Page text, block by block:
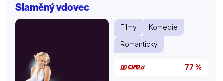
kterým nabídne milost, pokud se přidají k právě
vznikajícím arizonským rangerům a pomohou
zločince dopadnout. Clint souhlasí, mimo jiné i proto,
Slaměný vdovec
Filmy
Komedie
Romantický
77 %